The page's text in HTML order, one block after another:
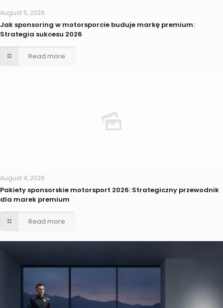
August 5, 2026
Jak sponsoring w motorsporcie buduje markę premium:
Strategia sukcesu 2026
Read more
August 4, 2026
Pakiety sponsorskie motorsport 2026: Strategiczny przewodnik
dla marek premium
Read more